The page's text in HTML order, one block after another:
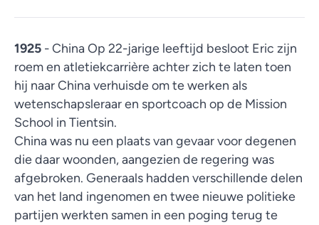
1925 - China Op 22-jarige leeftijd besloot Eric zijn
roem en atletiekcarrière achter zich te laten toen
hij naar China verhuisde om te werken als
wetenschapsleraar en sportcoach op de Mission
School in Tientsin.
China was nu een plaats van gevaar voor degenen
die daar woonden, aangezien de regering was
afgebroken. Generaals hadden verschillende delen
van het land ingenomen en twee nieuwe politieke
partijen werkten samen in een poging terug te